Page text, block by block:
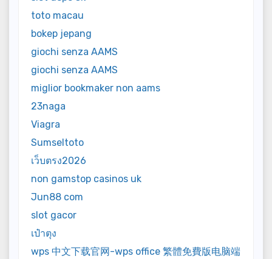
toto macau
bokep jepang
giochi senza AAMS
giochi senza AAMS
miglior bookmaker non aams
23naga
Viagra
Sumseltoto
เว็บตรง2026
non gamstop casinos uk
Jun88 com
slot gacor
เป๋าตุง
wps 中文下载官网-wps office 繁體免費版电脑端